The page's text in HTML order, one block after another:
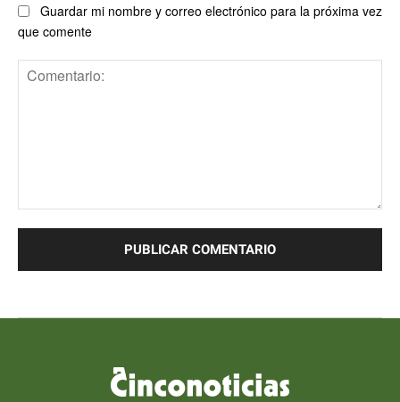
Guardar mi nombre y correo electrónico para la próxima vez
que comente